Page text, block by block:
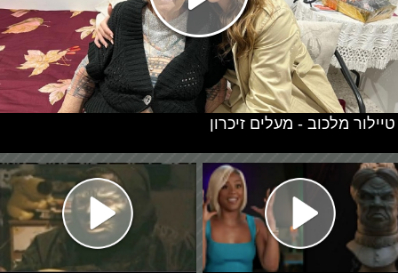
טיילור מלכוב - מעלים זיכרון